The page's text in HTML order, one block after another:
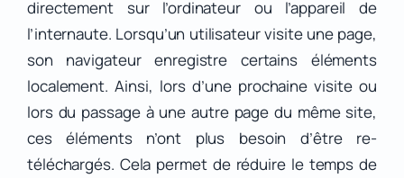
directement sur l’ordinateur ou l’appareil de
l’internaute. Lorsqu’un utilisateur visite une page,
son navigateur enregistre certains éléments
localement. Ainsi, lors d’une prochaine visite ou
lors du passage à une autre page du même site,
ces éléments n’ont plus besoin d’être re-
téléchargés. Cela permet de réduire le temps de